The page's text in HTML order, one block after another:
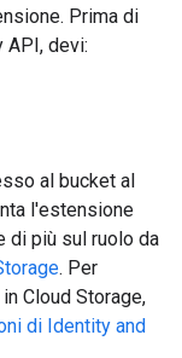
Prima di
API, devi:
al bucket al
l'estensione
di più sul ruolo da
. Per
Cloud Storage,
di Identity and